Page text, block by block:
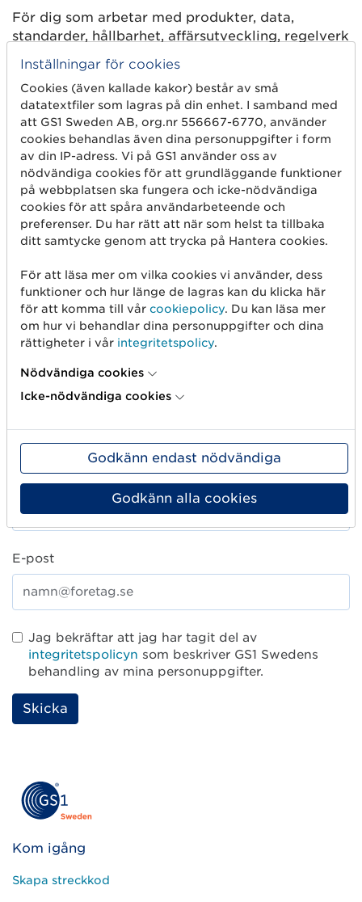
För dig som arbetar med produkter, data,
standarder, hållbarhet, affärsutveckling, regelverk
med DPP och behöver se hur allt detta hänger
ihop.
Ladda ner handboken
Lär dig mer om digitala produktpass och kom
för att ta del av handboken.
Namn
Företag
Titel
E-post
Jag bekräftar att jag har tagit del av
integritetspolicyn som beskriver GS1 Swedens
behandling av mina personuppgifter.
tomt.
Kom igång
Skapa streckkod
Inställningar för cookies
Cookies (även kallade kakor) består av små
datatextfiler som lagras på din enhet. I samband med
att GS1 Sweden AB, org.nr 556667-6770, använder
cookies behandlas även dina personuppgifter i form
av din IP-adress. Vi på GS1 använder oss av
nödvändiga cookies för att grundläggande funktioner
på webbplatsen ska fungera och icke-nödvändiga
cookies för att spåra användarbeteende och
preferenser. Du har rätt att när som helst ta tillbaka
ditt samtycke genom att trycka på Hantera cookies.
För att läsa mer om vilka cookies vi använder, dess
funktioner och hur länge de lagras kan du klicka här
för att komma till vår cookiepolicy. Du kan läsa mer
om hur vi behandlar dina personuppgifter och dina
rättigheter i vår integritetspolicy.
Nödvändiga cookies
Icke-nödvändiga cookies
Godkänn endast nödvändiga
Godkänn alla cookies